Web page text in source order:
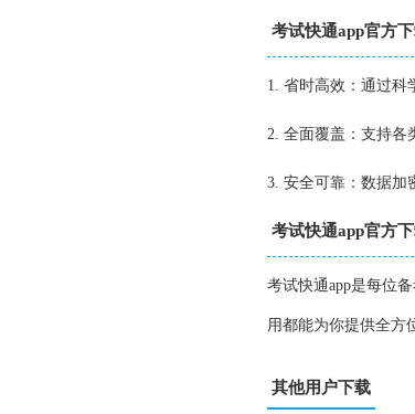
考试快通app官方
1. 省时高效：通过科
2. 全面覆盖：支持各
3. 安全可靠：数据加
考试快通app官方
考试快通app是每位
用都能为你提供全方
其他用户下载